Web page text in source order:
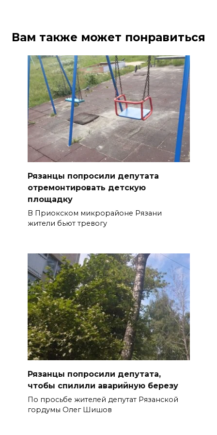
Вам также может понравиться
Рязанцы попросили депутата
отремонтировать детскую
площадку
В Приокском микрорайоне Рязани
жители бьют тревогу
Рязанцы попросили депутата,
чтобы спилили аварийную березу
По просьбе жителей депутат Рязанской
гордумы Олег Шишов